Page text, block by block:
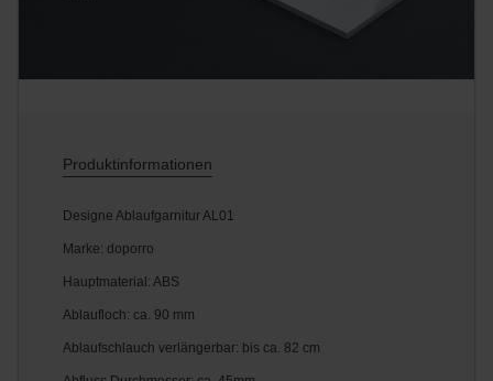
Produktinformationen
Designe Ablaufgarnitur AL01
Marke: doporro
Hauptmaterial: ABS
Ablaufloch: ca. 90 mm
Ablaufschlauch verlängerbar: bis ca. 82 cm